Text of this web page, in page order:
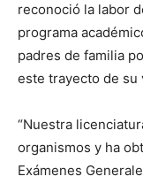
reconoció la labor
programa
padres de familia
este trayecto de su
“Nuestra
organismos y ha
Exámenes